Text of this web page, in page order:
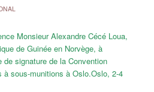
Monsieur Alexandre Cécé Loua,
de Guinée en Norvège, à
de signature de la Convention
à sous-munitions à Oslo.Oslo, 2-4